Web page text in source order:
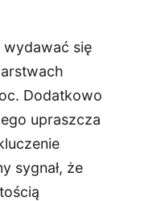
wydawać się
Dodatkowo
upraszcza
sygnał, że